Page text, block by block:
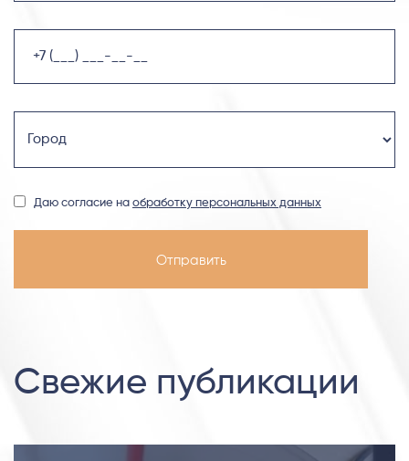
Даю согласие на обработку персональных данных
Свежие публикации